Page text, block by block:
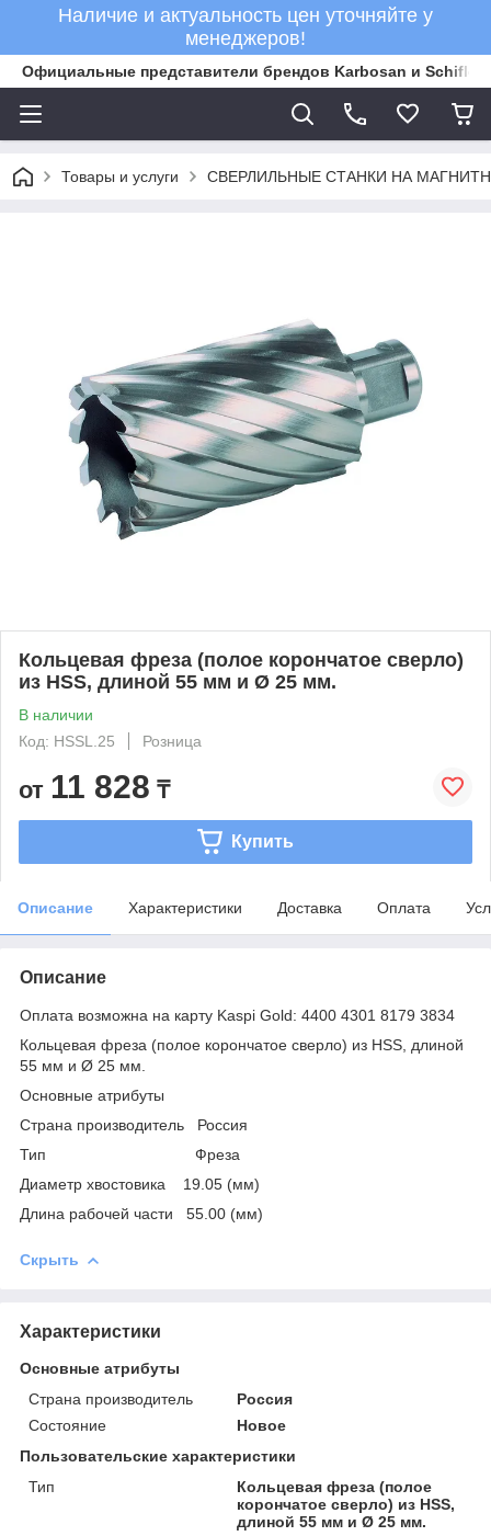
Наличие и актуальность цен уточняйте у
менеджеров!
Официальные представители брендов Karbosan и Schifler
Товары и услуги СВЕРЛИЛЬНЫЕ СТАНКИ НА
Кольцевая фреза (полое корончатое сверло)
из HSS, длиной 55 мм и Ø 25 мм.
В наличии
Код: HSSL.25
Розница
от 11 828 ₸
Купить
Описание Характеристики Доставка Оплата
Описание
Оплата возможна на карту Kaspi Gold: 4400 4301 8179 3834
Кольцевая фреза (полое корончатое сверло) из HSS, длиной
55 мм и Ø 25 мм.
Основные атрибуты
Страна производитель Россия
Тип Фреза
Диаметр хвостовика 19.05 (мм)
Длина рабочей части 55.00 (мм)
Скрыть
Характеристики
Основные атрибуты
Страна производитель
Россия
Состояние
Новое
Пользовательские характеристики
Тип
Кольцевая фреза (полое
корончатое сверло) из HSS,
длиной 55 мм и Ø 25 мм.